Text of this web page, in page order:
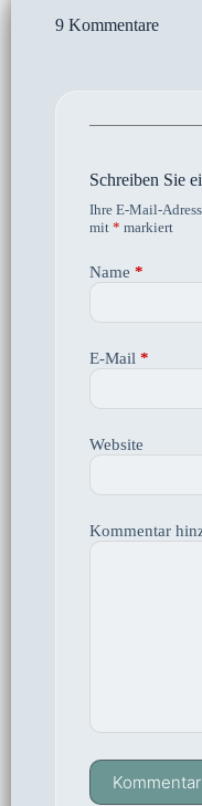
9 Kommentare
Schreiben Sie
Ihre E-Mail-
mit * markiert
Name *
E-Mail *
Website
Kommentar